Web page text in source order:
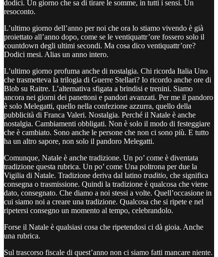
dodici. Un giorno che sa di tirare le somme, in tutti i sensi. Un
resoconto.
L’ultimo giorno dell’anno per noi che ora lo stiamo vivendo è già
proiettato all’anno dopo, come se le ventiquattr’ore fossero solo il
countdown degli ultimi secondi. Ma cosa dico ventiquattr’ore?
Dodici mesi. Alias un anno intero.
L’ultimo giorno profuma anche di nostalgia. Chi ricorda Italia Uno
che trasmetteva la trilogia di Guerre Stellari? Io ricordo anche ore di
Blob su Raitre. L’alternativa sfigata a brindisi e trenini. Siamo
ancora nei giorni dei panettoni e pandori avanzati. Per me il pandoro
è solo Melegatti, quello nella confezione azzurra, quello della
pubblicità di Franca Valeri. Nostalgia. Perché il Natale è anche
nostalgia. Cambiamenti obbligati. Non è solo il modo di festeggiare
che è cambiato. Sono anche le persone che non ci sono più. E tutto
ha un altro sapore, non solo il pandoro Melegatti.
Comunque, Natale è anche tradizione. Un po’ come è diventata
tradizione questa rubrica. Un po’ come Una poltrona per due la
Vigilia di Natale. Tradizione deriva dal latino traditio, che significa
consegna o trasmissione. Quindi la tradizione è qualcosa che viene
dato, consegnato. Che diamo a noi stessi a volte. Quell’occasione in
cui siamo noi a creare una tradizione. Qualcosa che si ripete e nel
ripetersi consegno un momento al tempo, celebrandolo.
Forse il Natale è qualsiasi cosa che ripetendosi ci dà gioia. Anche
una rubrica.
Sul trascorso fiscale di quest’anno non ci siamo fatti mancare niente.